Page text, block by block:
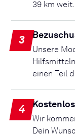
39 km weit.
3
Unsere
einen Teil
4
Wir
Dein